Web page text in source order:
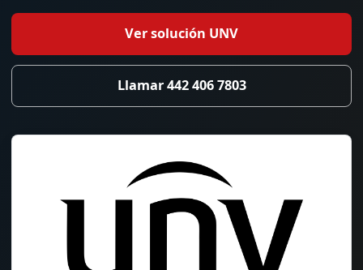
Ver solución UNV
Llamar 442 406 7803